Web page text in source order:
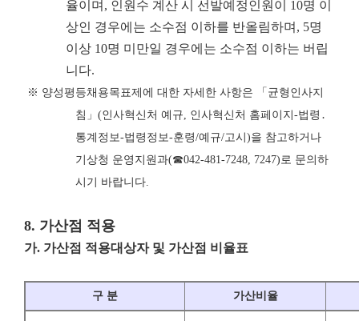
율이며, 인원수 계산 시 선발예정인원이 10명 이
상인 경우에는 소수점 이하를 반올림하며, 5명
이상 10명 미만일 경우에는 소수점 이하는 버립
니다.
※ 양성평등채용목표제에 대한 자세한 사항은 「 균형인사지
침 」(인사혁신처 예규, 인사혁신처 홈페이지-법령 ․
통계정보-법령정보-훈령/예규/고시)을 참고하거나
기상청 운영지원과(☎042-481-7248, 7247)로 문의하
시기 바랍니다.
8. 가산점 적용
가. 가산점 적용대상자 및 가산점 비율표
구 분 가산비율